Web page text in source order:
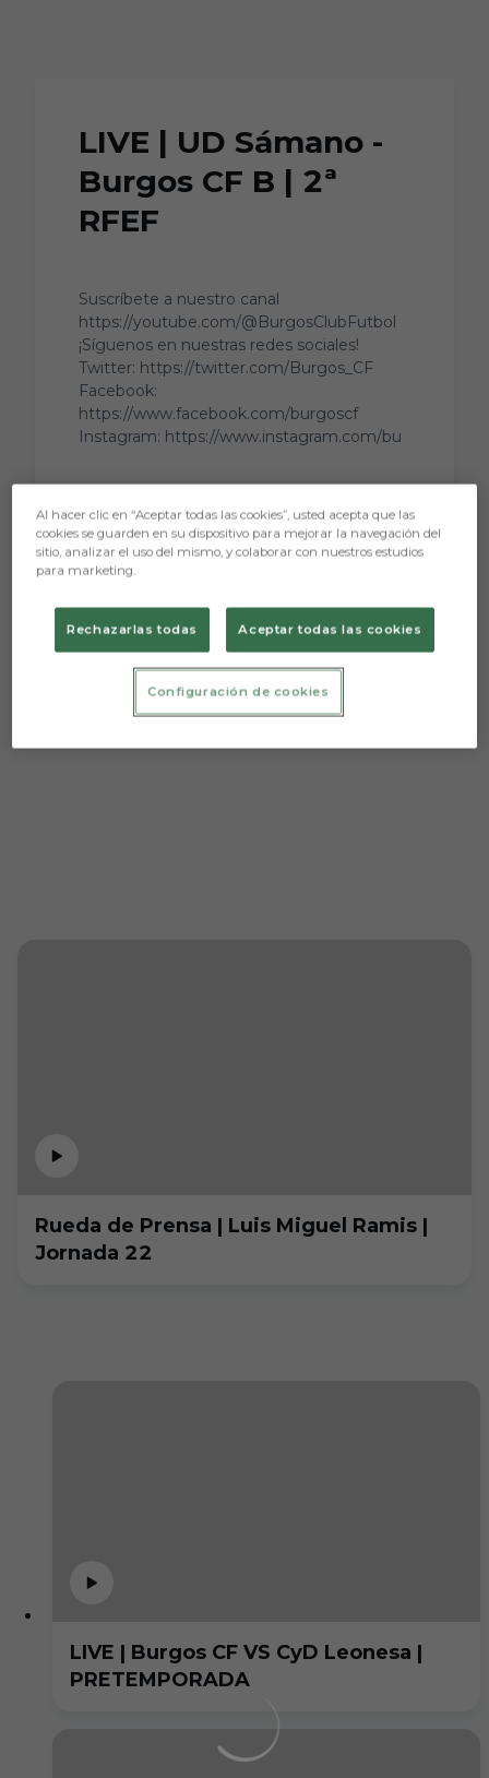
LIVE | UD Sámano -
Burgos CF B | 2ª
RFEF
Suscríbete a nuestro canal
https://youtube.com/@BurgosClubFutbol
¡Síguenos en nuestras redes sociales!
Twitter: https://twitter.com/Burgos_CF
Facebook:
https://www.facebook.com/burgoscf
Instagram: https://www.instagram.com/bu
Rueda de Prensa | Luis Miguel Ramis |
Jornada 22
LIVE | Burgos CF VS CyD Leonesa |
PRETEMPORADA
Al hacer clic en “Aceptar todas las cookies”, usted acepta que las
cookies se guarden en su dispositivo para mejorar la navegación del
sitio, analizar el uso del mismo, y colaborar con nuestros estudios
para marketing.
Rechazarlas todas Aceptar todas las cookies
Configuración de cookies